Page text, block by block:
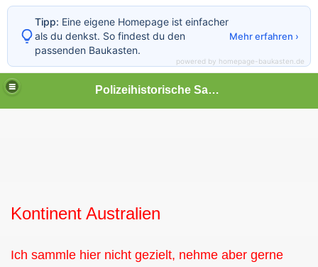
Polizeihistorische Sammlung
Kontinent Australien
Ich sammle hier nicht gezielt, nehme aber gerne
Tipp: Eine eigene Homepage ist einfacher
als du denkst. So findest du den
passenden Baukasten.
Mehr erfahren ›
powered by homepage-baukasten.de